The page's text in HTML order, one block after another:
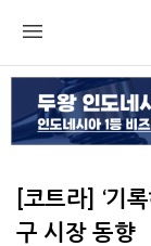
[코트라] ‘기
구 시장 동향